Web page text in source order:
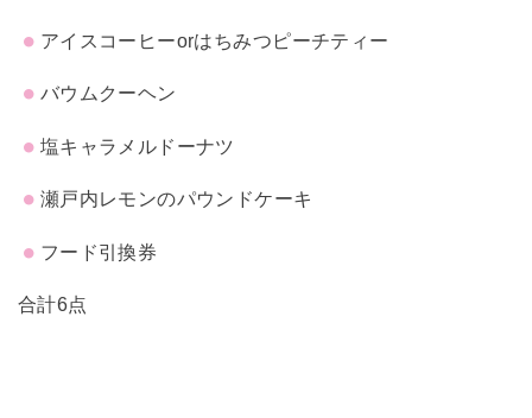
アイスコーヒーorはちみつピーチティー
バウムクーヘン
塩キャラメルドーナツ
瀬戸内レモンのパウンドケーキ
フード引換券
合計6点